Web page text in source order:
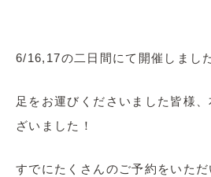
6/16,17の二日間にて開催しまし
足をお運びくださいました皆様
ざいました！
すでにたくさんのご予約をいただ